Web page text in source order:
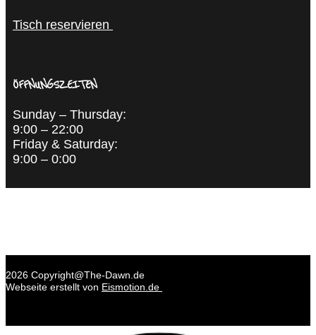
Tisch reservieren
ÖFFNUNGSZEITEN
Sunday – Thursday:
9:00 – 22:00
Friday & Saturday:
9:00 – 0:00
2026 Copyright@The-Dawn.de
Webseite erstellt von Eismotion.de